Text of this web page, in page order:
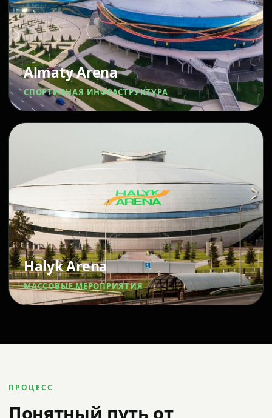
Almaty Arena
СПОРТИВНАЯ ИНФРАСТРУКТУРА
Halyk Arena
МАССОВЫЕ МЕРОПРИЯТИЯ
ПРОЦЕСС
Понятный путь от